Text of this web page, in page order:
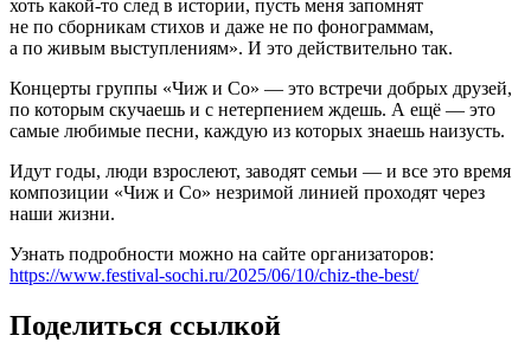
хоть какой-то след в истории, пусть меня запомнят
не по сборникам стихов и даже не по фонограммам,
а по живым выступлениям». И это действительно так.
Концерты группы «Чиж и Co» — это встречи добрых друзей,
по которым скучаешь и c нетерпением ждешь. А ещё — это
самые любимые песни, каждую из которых знаешь наизусть.
Идут годы, люди взрослеют, заводят семьи — и все это время
композиции «Чиж и Co» незримой линией проходят через
наши жизни.
Узнать подробности можно на сайте организаторов:
https://www.festival-sochi.ru/2025/06/10/chiz-the-best/
Поделиться ссылкой